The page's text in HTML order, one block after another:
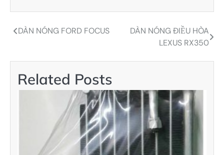
Điều
viết
DÀN NÓNG FORD FOCUS
DÀN NÓNG ĐIỀU HÒA
LEXUS RX350
Related Posts